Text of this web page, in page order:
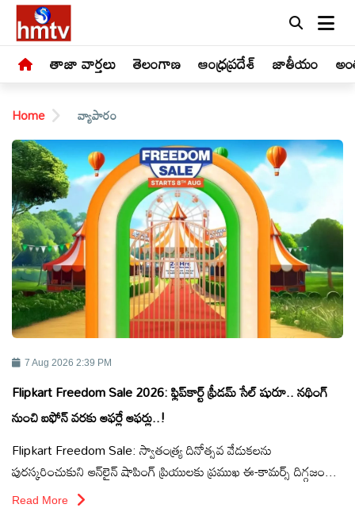
తాజా వార్తలు తెలంగాణ ఆంధ్రప్రదేశ్ జాతీయం
LIVE
తాజా
వార్తలు
తెలంగాణ
ఆంధ్రప్రదేశ్
జాతీయం
అంతర్జాతీయం
Home వ్యాపారం
7 Aug 2026 2:39 PM
Flipkart Freedom Sale 2026: ఫ్లిప్‌కార్ట్ ఫ్రీడమ్ సేల్ షురూ.. నథింగ్
నుంచి ఐఫోన్ వరకు ఆఫర్లే ఆఫర్లు..!
Flipkart Freedom Sale: స్వాతంత్ర్య దినోత్సవ వేడుకలను
పురస్కరించుకుని ఆన్‌లైన్ షాపింగ్ ప్రియులకు ప్రముఖ ఈ-కామర్స్ దిగ్గజం...
Read More